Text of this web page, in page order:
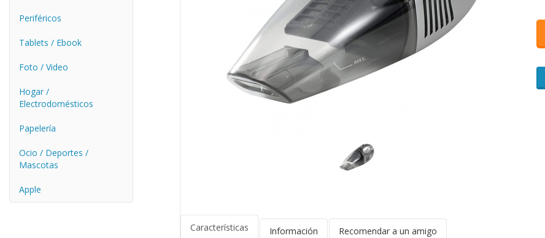
Periféricos
Tablets / Ebook
Foto / Video
Hogar /
Electrodomésticos
Papelería
Ocio / Deportes /
Mascotas
Apple
Características Información Recomendar a un amigo